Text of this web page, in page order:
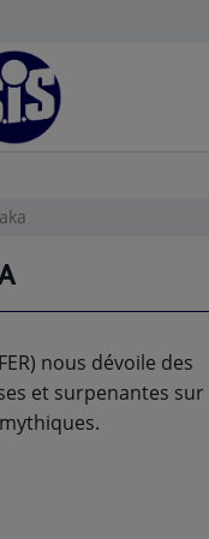
nous dévoile des
et surpenantes sur